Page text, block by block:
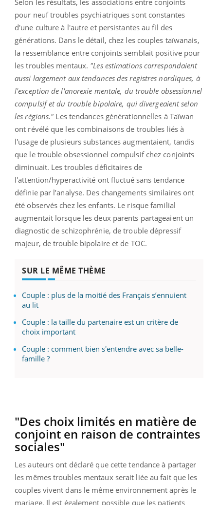
pour neuf troubles psychiatriques sont constantes
d'une culture à l'autre et persistantes au fil des
générations. Dans le détail, chez les couples taïwanais,
la ressemblance entre conjoints semblait positive pour
les troubles mentaux. "Les estimations correspondaient
aussi largement aux tendances des registres nordiques, à
l'exception de l'anorexie mentale, du trouble obsessionnel
compulsif et du trouble bipolaire, qui divergeaient selon
les régions." Les tendances générationnelles à Taïwan
ont révélé que les combinaisons de troubles liés à
l'usage de plusieurs substances augmentaient, tandis
que le trouble obsessionnel compulsif chez conjoints
diminuait. Les troubles déficitaires de
l'attention/hyperactivité ont fluctué sans tendance
définie par l’analyse. Des changements similaires ont
été observés chez les enfants. Le risque familial
augmentait lorsque les deux parents partageaient un
diagnostic de schizophrénie, de trouble dépressif
majeur, de trouble bipolaire et de TOC.
SUR LE MÊME THÈME
Couple : plus de la moitié des Français s’ennuient
au lit
Couple : la taille du partenaire est un critère de
choix important
Couple : comment bien s'entendre avec sa belle-
famille ?
"Des choix limités en matière de
conjoint en raison de contraintes
sociales"
Les auteurs ont déclaré que cette tendance à partager
les mêmes troubles mentaux serait liée au fait que les
couples vivent dans le même environnement après le
mariage. Il est également possible que les patients